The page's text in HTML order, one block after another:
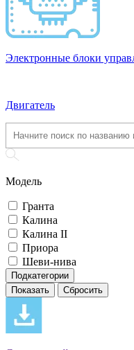
Электронные блоки
Двигатель
Модель
Гранта
Калина
Калина II
Приора
Шеви-нива
Подкатегории